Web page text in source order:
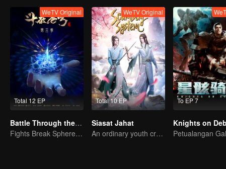
Total 12 EP
WeTV Original
Battle Through the Heavens S3
Fights Break Sphere S3
Total 10 EP
WeTV Original
Siasat Jahat
An ordinary youth crossing as a villain into the book and abusing the hero!
To EP 7
Knights on